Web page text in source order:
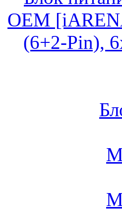
OEM
(6+2-Pin),